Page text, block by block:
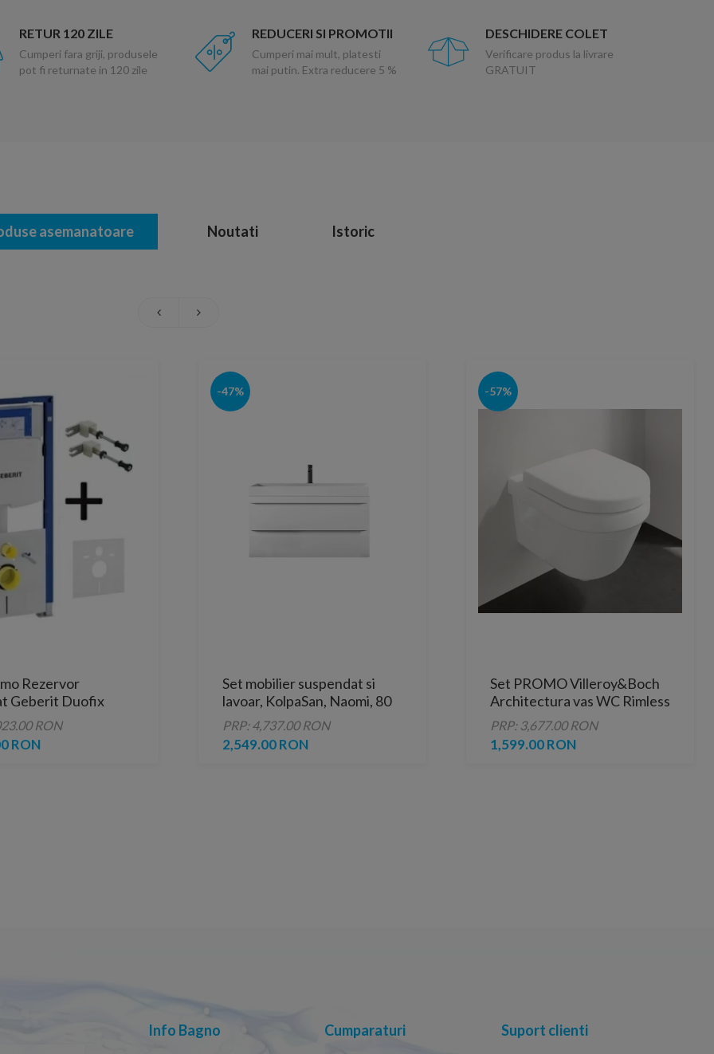
RETUR 120 ZILE
Cumperi fara griji, produsele
pot fi returnate in 120 zile
REDUCERI SI PROMOTII
Cumperi mai mult, platesti
mai putin. Extra reducere 5 %
DESCHIDERE COLET
Verificare produs la livrare
GRATUIT
asemanatoare Noutati Istoric
Rezervor
Geberit Duofix
cu set fixare si
fonica
RON
RON
-47%
Set mobilier suspendat si
lavoar, KolpaSan, Naomi, 80
cm, alb
PRP: 4,737.00 RON
2,549.00 RON
-57%
Set PROMO Villeroy&Boch
Architectura vas WC Rimless
Direct Flush si capac Soft
Close 48x35xH34 cm
PRP: 3,677.00 RON
1,599.00 RON
Info Bagno Cumparaturi Suport clienti